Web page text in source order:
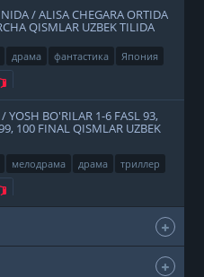
/ ALISA CHEGARA ORTIDA
QISMLAR UZBEK TILIDA
драма фантастика
Япония
Не нравится
YOSH BO'RILAR 1-6 FASL 93,
100 FINAL QISMLAR UZBEK
мелодрама драма
триллер
2011
Не нравится